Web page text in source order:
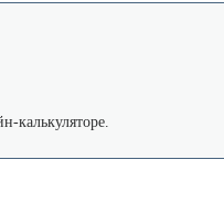
калькуляторе.